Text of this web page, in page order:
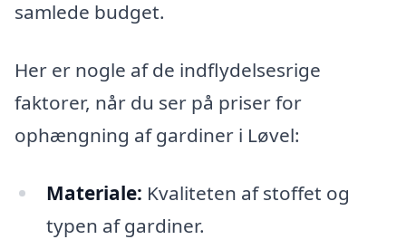
samlede budget.
Her er nogle af de indflydelsesrige
faktorer, når du ser på priser for
ophængning af gardiner i Løvel:
Materiale: Kvaliteten af stoffet og
typen af gardiner.